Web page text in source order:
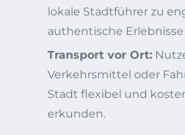
lokale Stadtführer zu
authentische
Transport vor Ort:
Verkehrsmittel oder
Stadt flexibel und
erkunden.